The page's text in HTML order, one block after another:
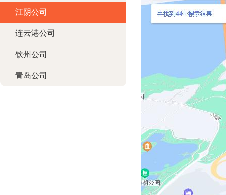
江阴公司
连云港公司
钦州公司
青岛公司